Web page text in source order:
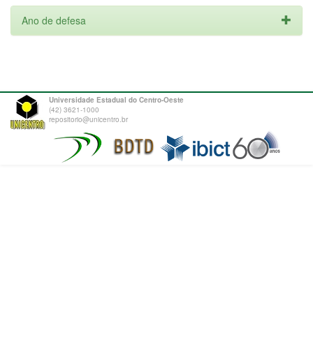
Ano de defesa
Universidade Estadual do Centro-Oeste
(42) 3621-1000
repositorio@unicentro.br